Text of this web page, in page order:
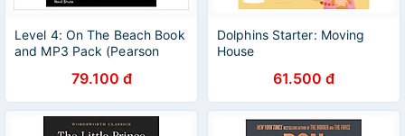
Level 4: On The Beach Book
and MP3 Pack (Pearson
79.100 đ
Dolphins Starter: Moving
House
61.500 đ